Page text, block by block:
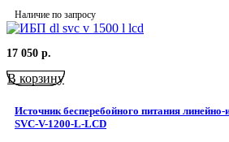
Наличие по запросу
17 050 р.
В корзину
Источник бесперебойного питания
SVC-V-1200-L-LCD